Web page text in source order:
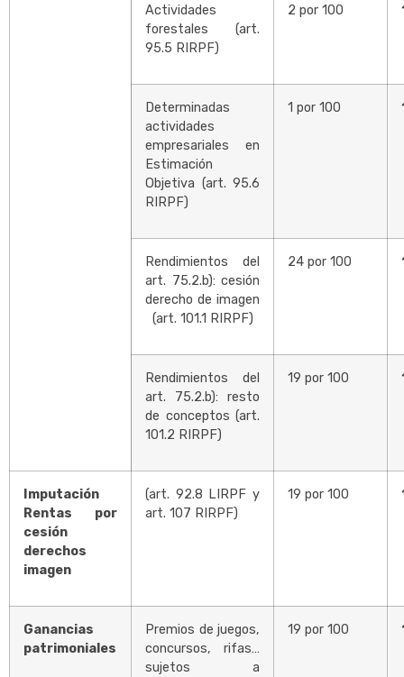
Actividades
forestales (art.
95.5 RIRPF)
2 por 100
Determinadas
actividades
empresariales en
Estimación
Objetiva (art. 95.6
RIRPF)
1 por 100
Rendimientos del
art. 75.2.b): cesión
derecho de imagen
(art. 101.1 RIRPF)
24 por 100
Rendimientos del
art. 75.2.b): resto
de conceptos (art.
101.2 RIRPF)
19 por 100
Imputación
Rentas por
cesión
derechos
imagen
(art. 92.8 LIRPF y
art. 107 RIRPF)
19 por 100
Ganancias
patrimoniales
Premios de juegos,
concursos, rifas…
sujetos a
19 por 100